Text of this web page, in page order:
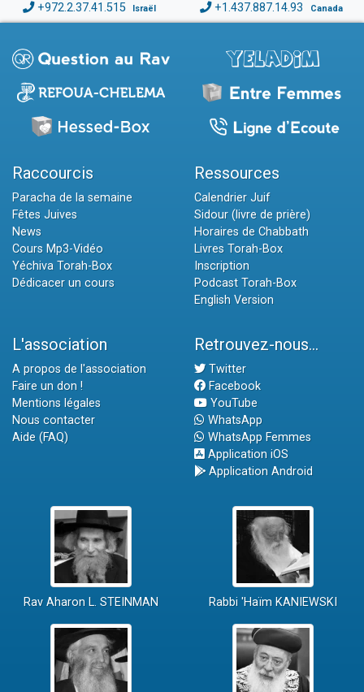
+972.2.37.41.515 Israël +1.437.887.14.93 Canada
Raccourcis
Paracha de la semaine
Fêtes Juives
News
Cours Mp3-Vidéo
Yéchiva Torah-Box
Dédicacer un cours
Ressources
Calendrier Juif
Sidour (livre de prière)
Horaires de Chabbath
Livres Torah-Box
Inscription
Podcast Torah-Box
English Version
L'association
A propos de l'association
Faire un don !
Mentions légales
Nous contacter
Aide (FAQ)
Retrouvez-nous...
Twitter
Facebook
YouTube
WhatsApp
WhatsApp Femmes
Application iOS
Application Android
Rav Aharon L. STEINMAN Rabbi 'Haïm KANIEWSKI